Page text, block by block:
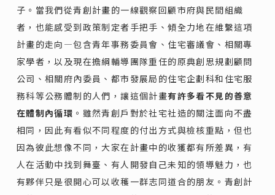
子。當我們從青創計畫的一線觀察回顧市府與民間組織
者，也能感受到政策制定者手把手、傾全力地在維繫這項
計畫的走向—包含青年事務委員會、住宅審議會、相關專
家學者，以及現在擔綱輔導團隊重任的原典創思規劃顧問
公司、相關府內委員、都市發展局的住宅企劃科和住宅服
務科等公務體制的人們，讓這個計畫有許多看不見的善意
在體制內循環 。雖然青創戶對於社宅社造的關注面向不盡
相同，因此有看似不同程度的付出方式與檢核重點，但也
因為彼此想像不同，大家在計畫中的收獲都有所差異，有
人在活動中找到舞臺、有人開發自己未知的領導魅力，也
有夥伴只是很開心可以收穫一群志同道合的朋友。青創計